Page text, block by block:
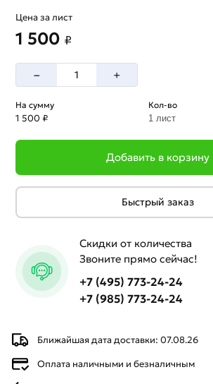
Ближайшая дата доставки: 07.08.26
Оплата наличными и безналичным
Цена за лист
1 500 ₽
– +
На сумму
1 500 ₽
Кол-во
1 лист
Добавить в корзину
Быстрый заказ
Скидки от количества
Звоните прямо сейчас!
+7 (495) 773-24-24
+7 (985) 773-24-24